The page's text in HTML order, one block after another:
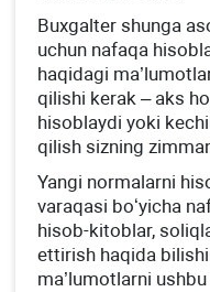
Buхgalter shunga
uchun nafaqa
haqidagi
qilishi kerak – aks
hisoblaydi yoki
qilish sizning
Yangi normalarni
varaqasi boʻyicha
hisob-kitoblar,
ettirish haqida
ma’lumotlarni